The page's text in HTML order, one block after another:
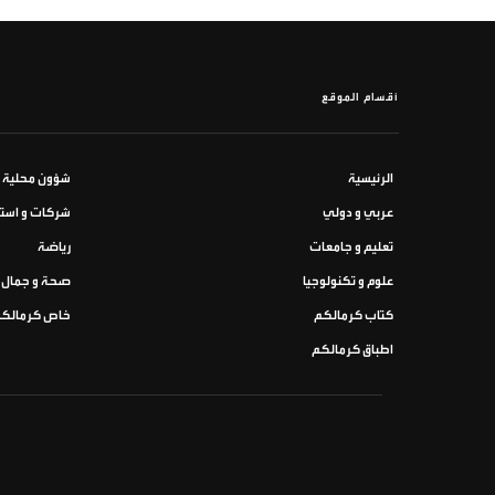
أقسام الموقع
الرئيسية شؤون محلية
عربي و دولي شركات و
تعليم و جامعات رياضة
علوم و تكنولوجيا صحة و جمال
كتاب كرمالكم خاص
اطباق كرمالكم